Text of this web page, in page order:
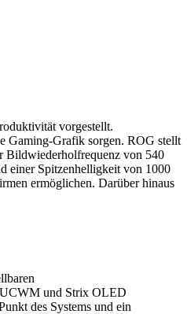
vorgestellt.
Gaming-Grafik sorgen. ROG stellt
von 540
einer Spitzenhelligkeit von 1000
ermöglichen. Darüber hinaus
und Strix OLED
des Systems und ein